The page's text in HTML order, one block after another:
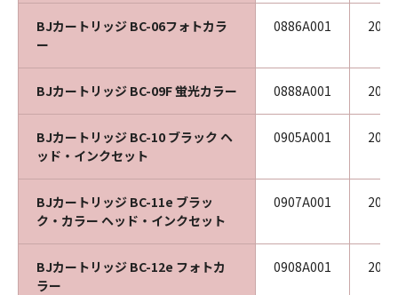
BJカートリッジ BC-06フォトカラ
ー
0886A001
BJカートリッジ BC-09F 蛍光カラー 0888A001
BJカートリッジ BC-10 ブラック ヘ
ッド・インクセット
0905A001
BJカートリッジ BC-11e ブラッ
ク・カラー ヘッド・インクセット
0907A001
BJカートリッジ BC-12e フォトカ
ラー
0908A001